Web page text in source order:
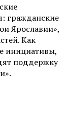
гражданские
Ярославии»,
Как
инициативы,
поддержку